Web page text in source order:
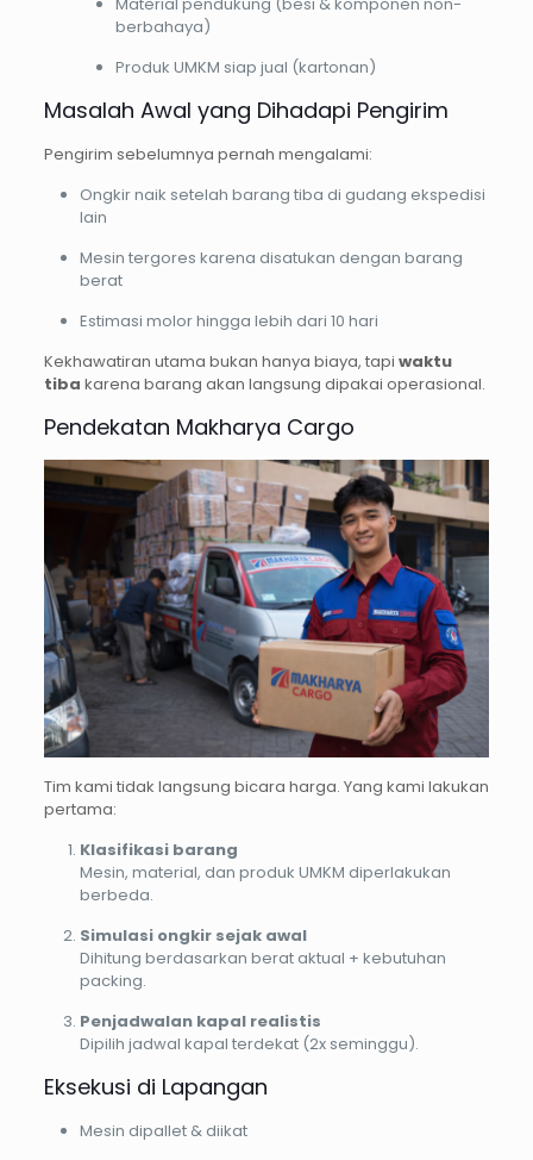
berbahaya)
Produk UMKM siap jual (kartonan)
Masalah Awal yang Dihadapi Pengirim
Pengirim sebelumnya pernah mengalami:
Ongkir naik setelah barang tiba di gudang ekspedisi
lain
Mesin tergores karena disatukan dengan barang
berat
Estimasi molor hingga lebih dari 10 hari
Kekhawatiran utama bukan hanya biaya, tapi waktu
tiba karena barang akan langsung dipakai operasional.
Pendekatan Makharya Cargo
Tim kami tidak langsung bicara harga. Yang kami lakukan
pertama:
Klasifikasi barang
Mesin, material, dan produk UMKM diperlakukan
berbeda.
Simulasi ongkir sejak awal
Dihitung berdasarkan berat aktual + kebutuhan
packing.
Penjadwalan kapal realistis
Dipilih jadwal kapal terdekat (2x seminggu).
Eksekusi di Lapangan
Mesin dipallet & diikat